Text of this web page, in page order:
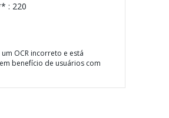
: 220
OCR incorreto e está
benefício de usuários com